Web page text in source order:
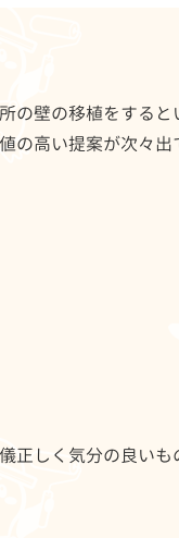
の壁の移植をする
高い提案が次々出
しく気分の良い